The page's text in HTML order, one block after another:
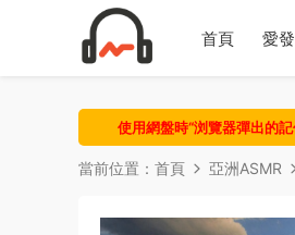
首頁 愛
使用網盤時“浏覽器彈出的
當前位置： 首頁 亞洲ASMR